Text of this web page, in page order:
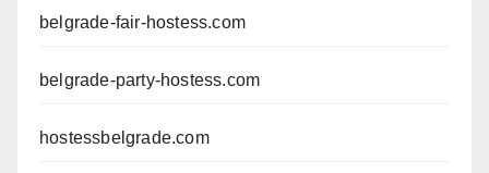
belgrade-fair-hostess.com
belgrade-party-hostess.com
hostessbelgrade.com